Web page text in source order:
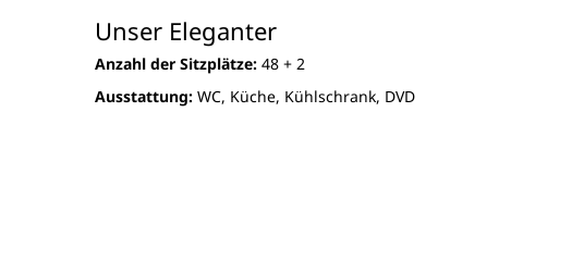
Unser Eleganter
Anzahl der Sitzplätze: 48 + 2
Ausstattung: WC, Küche, Kühlschrank, DVD